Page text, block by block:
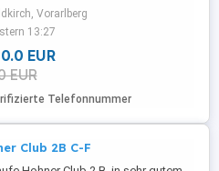
Siehe Fotos Kaum in
Vorarlberg
13:27
EUR
EUR
Telefonnummer
Club 2B C-F